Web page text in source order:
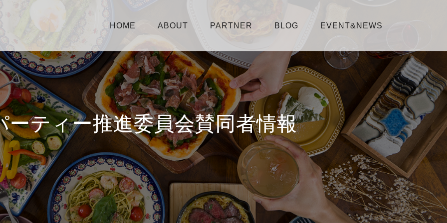
HOME ABOUT PARTNER BLOG EVENT&NEWS
ーティー推進委員会賛同者情報